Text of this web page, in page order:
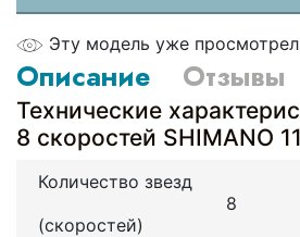
Эту модель уже
Описание Отзывы
Технические
8 скоростей SHIMANO
Количество звезд
(скоростей)
8